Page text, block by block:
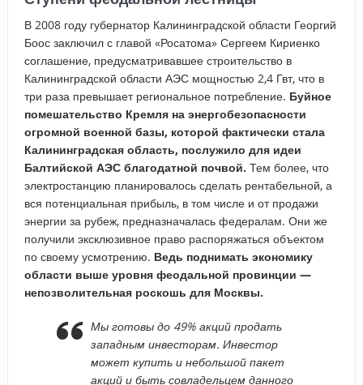
В 2008 году губернатор Калининградской области Георгий
Боос заключил с главой «Росатома» Сергеем Кириенко
соглашение, предусматривавшее строительство в
Калининградской области АЭС мощностью 2,4 Гвт, что в
три раза превышает региональное потребление. Буйное
помешательство Кремля на энергобезопасности
огромной военной базы, которой фактически стала
Калининградская область, послужило для идеи
Балтийской АЭС благодатной почвой. Тем более, что
электростанцию планировалось сделать рентабельной, а
вся потенциальная прибыль, в том числе и от продажи
энергии за рубеж, предназначалась федералам. Они же
получили эксклюзивное право распоряжаться объектом
по своему усмотрению. Ведь поднимать экономику
области выше уровня феодальной провинции —
непозволительная роскошь для Москвы.
Мы готовы до 49% акций продать
западным инвесторам. Инвестор
может купить и небольшой пакет
акций и быть совладельцем данного